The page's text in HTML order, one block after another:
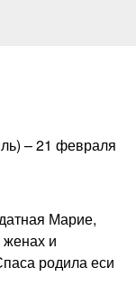
– 21 февраля
Марие,
и
родила еси